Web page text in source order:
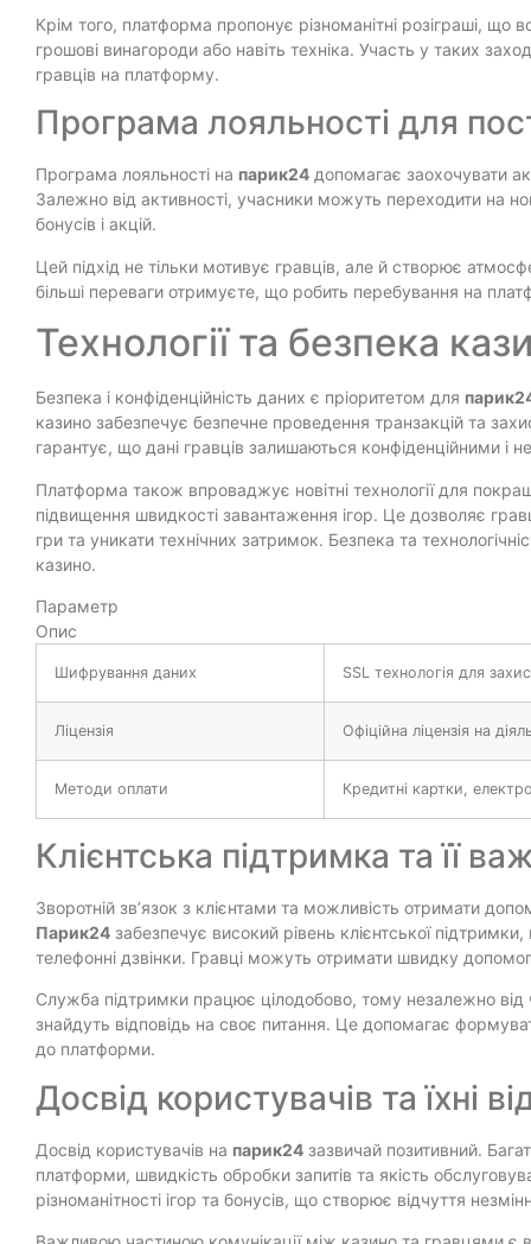
Крім того, платформа пропонує різноманітні розіграші,
грошові винагороди або навіть техніка. Участь у таких
гравців на платформу.
Програма лояльності для
Програма лояльності на парик24 допомагає заохочувати
Залежно від активності, учасники можуть переходити на
бонусів і акцій.
Цей підхід не тільки мотивує гравців, але й створює
більші переваги отримуєте, що робить перебування на
Технології та безпека
Безпека і конфіденційність даних є пріоритетом для
казино забезпечує безпечне проведення транзакцій та
гарантує, що дані гравців залишаються конфіденційними і
Платформа також впроваджує новітні технології для
підвищення швидкості завантаження ігор. Це дозволяє
гри та уникати технічних затримок. Безпека та
казино.
Параметр
Опис
Шифрування даних SSL технологія для
Ліцензія Офіційна ліцензія на
Методи оплати Кредитні картки,
Клієнтська підтримка та її
Зворотній зв’язок з клієнтами та можливість отримати
Парик24 забезпечує високий рівень клієнтської
телефонні дзвінки. Гравці можуть отримати швидку
Служба підтримки працює цілодобово, тому незалежно
знайдуть відповідь на своє питання. Це допомагає
до платформи.
Досвід користувачів та їхні
Досвід користувачів на парик24 зазвичай позитивний.
платформи, швидкість обробки запитів та якість
різноманітності ігор та бонусів, що створює відчуття